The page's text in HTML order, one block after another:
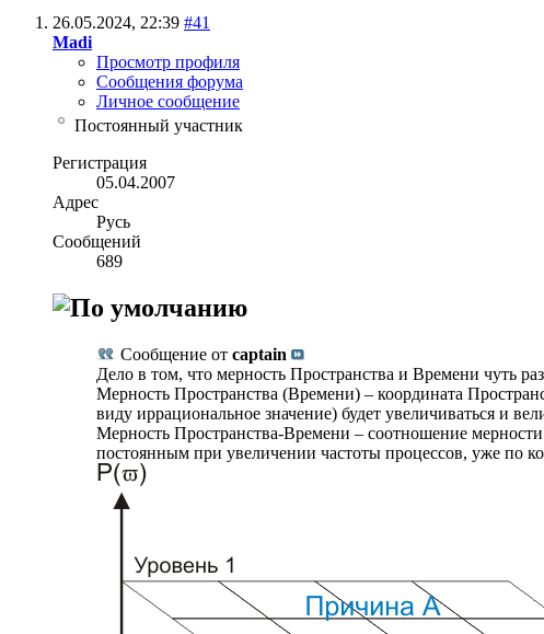
26.05.2024, 22:39 #41
Madi
Просмотр профиля
Сообщения форума
Личное сообщение
Постоянный участник
Регистрация
05.04.2007
Адрес
Русь
Сообщений
689
Сообщение от captain
Дело в том, что мерность Пространства и Времени чуть
Мерность Пространства (Времени) – координата
виду иррациональное значение) будет увеличиваться и
Мерность Пространства-Времени – соотношение
постоянным при увеличении частоты процессов, уже по